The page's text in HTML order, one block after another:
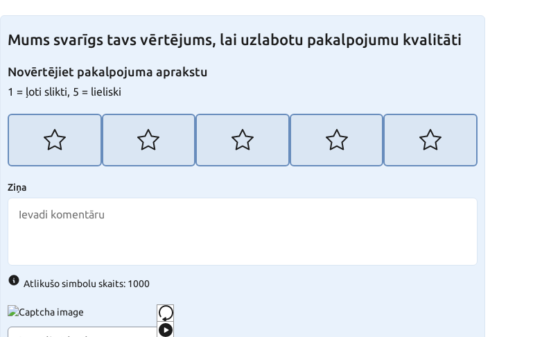
Mums svarīgs tavs vērtējums, lai uzlabotu pakalpojumu kvalitāti
Novērtējiet pakalpojuma aprakstu
1 = ļoti slikti, 5 = lieliski
Ziņa
Atlikušo simbolu skaits: 1000